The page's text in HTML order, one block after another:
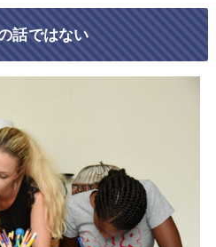
話ではない